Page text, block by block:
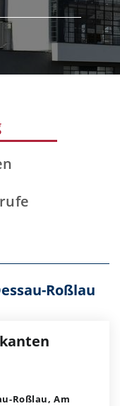
Roßlau
Roßlau, Am